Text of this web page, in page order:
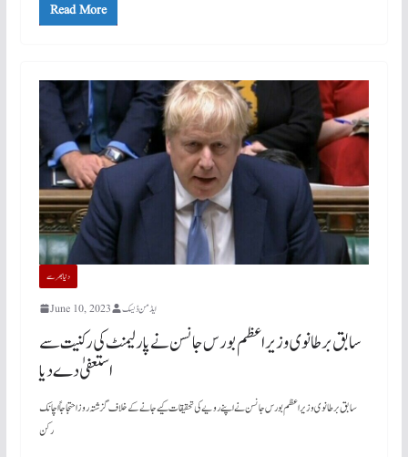
Read More
دنیابھرسے
June 10, 2023 ایڈمن ڈیسک
سابق برطانوی وزیراعظم بورس جانسن نے پارلیمنٹ کی رکنیت سے
استعفیٰ دے دیا
سابق برطانوی وزیر اعظم بورس جانسن نے اپنے رویے کی تحقیقات کیے جانے کے خلاف گزشتہ روز احتجاجاً اچانک
رکن